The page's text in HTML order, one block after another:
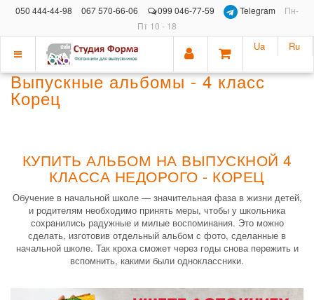
050 444-44-98 067 570-66-06 099 046-77-59 Telegram
Пн-
Пт 10 - 18
Показать
меню
Ua Ru
Выпускные альбомы - 4 класс
Корец
КУПИТЬ АЛЬБОМ НА ВЫПУСКНОЙ 4
КЛАССА НЕДОРОГО - КОРЕЦ
Обучение в начальной школе — значительная фаза в жизни детей,
и родителям необходимо принять меры, чтобы у школьника
сохранились радужные и милые воспоминания. Это можно
сделать, изготовив отдельный альбом с фото, сделанные в
начальной школе. Так кроха сможет через годы снова пережить и
вспомнить, какими были одноклассники.